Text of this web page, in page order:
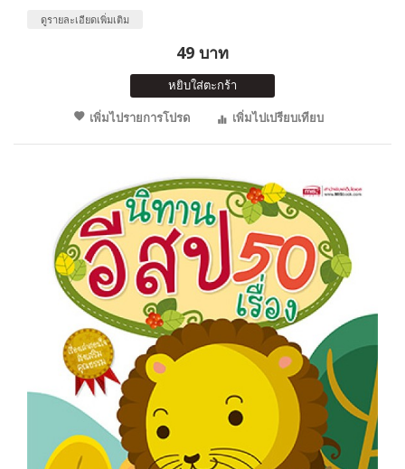
ดูรายละเอียดเพิ่มเติม
49 บาท
หยิบใส่ตะกร้า
เพิ่มไปรายการโปรด
เพิ่มไปเปรียบเทียบ